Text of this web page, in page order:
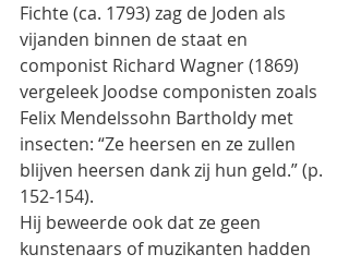
Fichte (ca. 1793) zag de Joden als
vijanden binnen de staat en
componist Richard Wagner (1869)
vergeleek Joodse componisten zoals
Felix Mendelssohn Bartholdy met
insecten: “Ze heersen en ze zullen
blijven heersen dank zij hun geld.” (p.
152-154).
Hij beweerde ook dat ze geen
kunstenaars of muzikanten hadden